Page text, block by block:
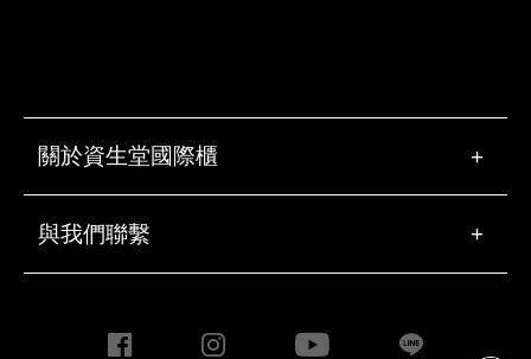
關於資生堂國際櫃 +
與我們聯繫 +